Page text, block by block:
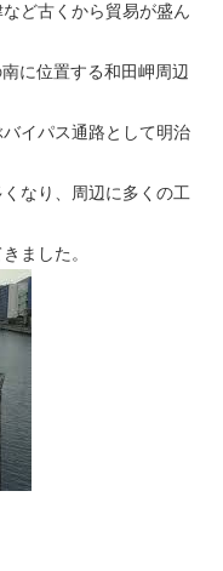
ど古くから貿易が盛ん
に位置する和田岬周辺
イパス通路として明治
なり、周辺に多くの工
ました。